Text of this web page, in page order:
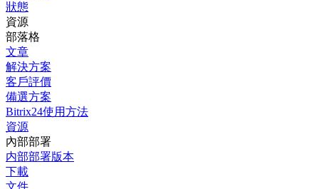
狀態
資源
部落格
文章
解決方案
客戶評價
備選方案
Bitrix24使用方法
資源
內部部署
内部部署版本
下載